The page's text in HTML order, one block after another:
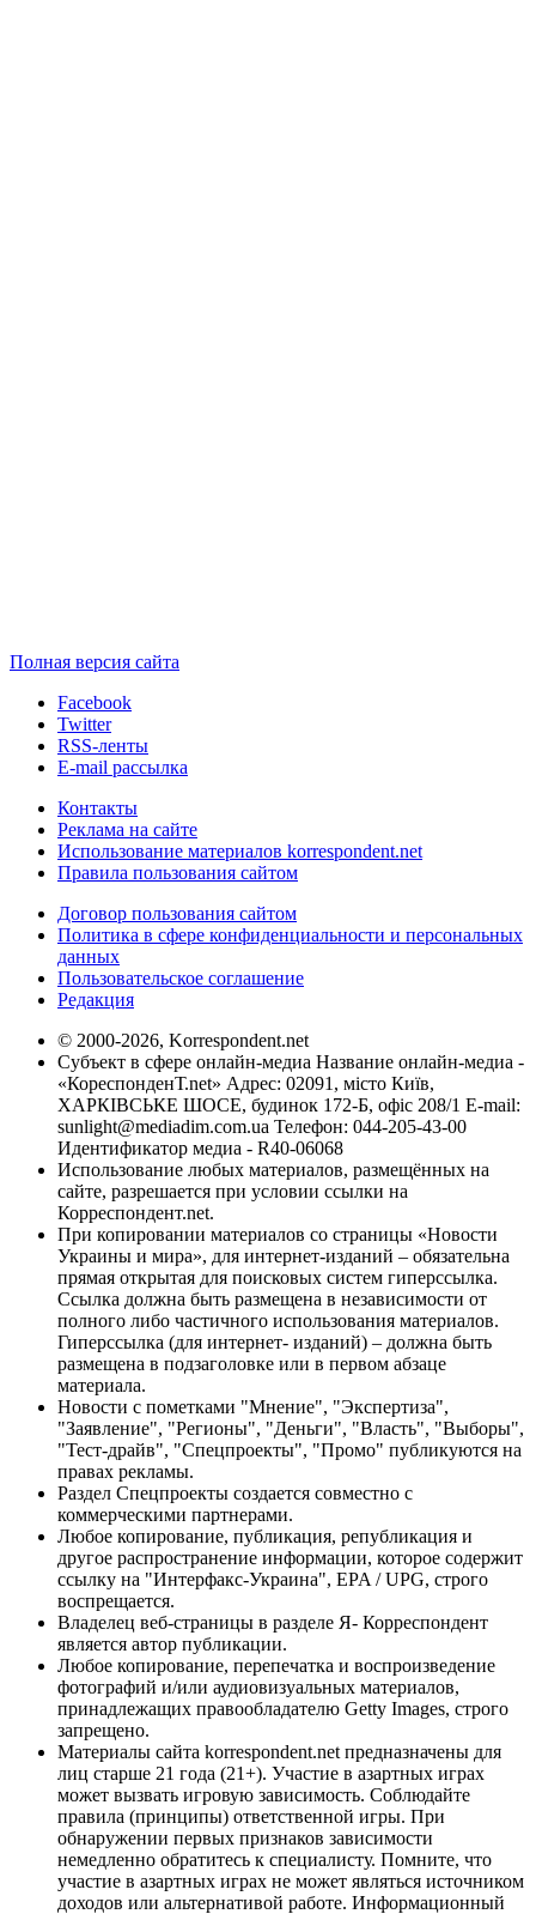
Полная версия сайта
Facebook
Twitter
RSS-ленты
E-mail рассылка
Контакты
Реклама на сайте
Использование материалов korrespondent.net
Правила пользования сайтом
Договор пользования сайтом
Политика в сфере конфиденциальности и персональных
данных
Пользовательское соглашение
Редакция
© 2000-2026, Korrespondent.net
Субъект в сфере онлайн-медиа Название онлайн-медиа -
«КореспонденТ.net» Адрес: 02091, місто Київ,
ХАРКІВСЬКЕ ШОСЕ, будинок 172-Б, офіс 208/1 E-mail:
sunlight@mediadim.com.ua Телефон: 044-205-43-00
Идентификатор медиа - R40-06068
Использование любых материалов, размещённых на
сайте, разрешается при условии ссылки на
Корреспондент.net.
При копировании материалов со страницы «Новости
Украины и мира», для интернет-изданий – обязательна
прямая открытая для поисковых систем гиперссылка.
Ссылка должна быть размещена в независимости от
полного либо частичного использования материалов.
Гиперссылка (для интернет- изданий) – должна быть
размещена в подзаголовке или в первом абзаце
материала.
Новости с пометками "Мнение", "Экспертиза",
"Заявление", "Регионы", "Деньги", "Власть", "Выборы",
"Тест-драйв", "Спецпроекты", "Промо" публикуются на
правах рекламы.
Раздел Спецпроекты создается совместно с
коммерческими партнерами.
Любое копирование, публикация, републикация и
другое распространение информации, которое содержит
ссылку на "Интерфакс-Украина", EPA / UPG, строго
воспрещается.
Владелец веб-страницы в разделе Я- Корреспондент
является автор публикации.
Любое копирование, перепечатка и воспроизведение
фотографий и/или аудиовизуальных материалов,
принадлежащих правообладателю Getty Images, строго
запрещено.
Материалы сайта korrespondent.net предназначены для
лиц старше 21 года (21+). Участие в азартных играх
может вызвать игровую зависимость. Соблюдайте
правила (принципы) ответственной игры. При
обнаружении первых признаков зависимости
немедленно обратитесь к специалисту. Помните, что
участие в азартных играх не может являться источником
доходов или альтернативой работе. Информационный